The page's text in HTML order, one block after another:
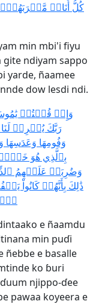
كُلُّ أُنَاسٖ مَّشۡرَبَهُمۡۖ
min mbi'i fiyu
gite ndiyam sappo
yarde, ñaamee
dow lesdi ndi.
وَإِذۡ قُلۡتُمۡ
رَبَّكَ يُخۡرِجۡ
وَفُومِهَا
بِٱلَّذِي هُوَ
وَضُرِبَتۡ عَلَيۡهِمُ
ذَٰلِكَ بِأَنَّهُمۡ كَانُواْ
e ñaamdu
min puɗi
ñebbe e basalle
ko ɓuri
njippo-ɗee
pawaa koyeera e